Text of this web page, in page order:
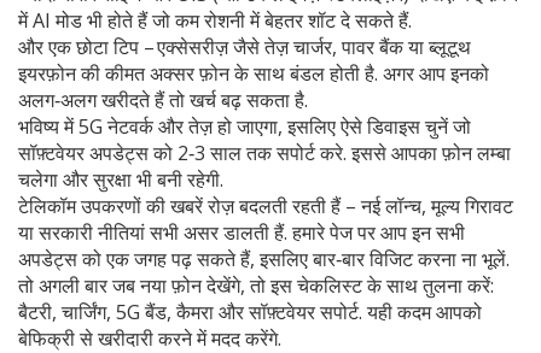
में AI मोड भी होते हैं जो कम रोशनी में बेहतर शॉट दे सकते हैं.
और एक छोटा टिप – एक्सेसरीज़ जैसे तेज़ चार्जर, पावर बैंक या ब्लूटूथ
इयरफ़ोन की कीमत अक्सर फ़ोन के साथ बंडल होती है. अगर आप इनको
अलग‑अलग खरीदते हैं तो खर्च बढ़ सकता है.
भविष्य में 5G नेटवर्क और तेज़ हो जाएगा, इसलिए ऐसे डिवाइस चुनें जो
सॉफ़्टवेयर अपडेट्स को 2‑3 साल तक सपोर्ट करे. इससे आपका फ़ोन लम्बा
चलेगा और सुरक्षा भी बनी रहेगी.
टेलिकॉम उपकरणों की खबरें रोज़ बदलती रहती हैं – नई लॉन्च, मूल्य गिरावट
या सरकारी नीतियां सभी असर डालती हैं. हमारे पेज पर आप इन सभी
अपडेट्स को एक जगह पढ़ सकते हैं, इसलिए बार‑बार विजिट करना ना भूलें.
तो अगली बार जब नया फ़ोन देखेंगे, तो इस चेकलिस्ट के साथ तुलना करें:
बैटरी, चार्जिंग, 5G बैंड, कैमरा और सॉफ़्टवेयर सपोर्ट. यही कदम आपको
बेफिक्री से खरीदारी करने में मदद करेंगे.